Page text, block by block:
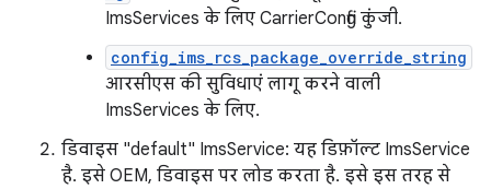
ImsServices के लिए CarrierConfig कुंजी.
config_ims_rcs_package_override_string
आरसीएस की सुविधाएं लागू करने वाली
ImsServices के लिए.
डिवाइस "default" ImsService: यह डिफ़ॉल्ट ImsService
है. इसे OEM, डिवाइस पर लोड करता है. इसे इस तरह से